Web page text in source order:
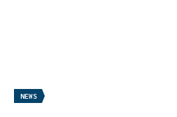
NEWS